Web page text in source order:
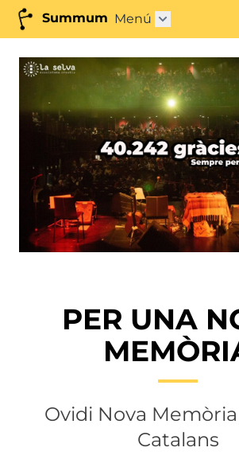
Summum Menú Obrir
PER UNA
Ovidi Nova Memòria
Catalans